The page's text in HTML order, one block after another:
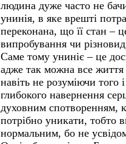
людина дуже часто не
унинія, в яке врешті
переконана, що її стан –
випробування чи
Саме тому униніє – це
адже так можна все
навіть не розуміючи того
глибокого навернення
духовним спотворенням,
потрібно уникати, тобто
нормальним, бо не